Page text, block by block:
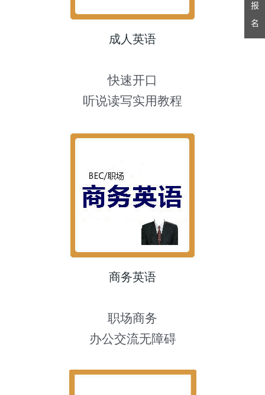
成人英语
快速开口
听说读写实用教程
商务英语
职场商务
办公交流无障碍
报
名